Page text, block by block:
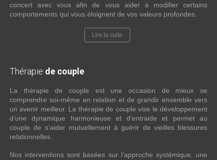
concert avec vous afin de vous aider à modifier certains
comportements qui vous éloignent de vos valeurs profondes.
Lire la suite
Thérapie de couple
La thérapie de couple est une occasion de mieux se
comprendre soi-même en relation et de grandir ensemble vers
un avenir meilleur. La thérapie de couple vise le développement
d’une dynamique harmonieuse et d’entraide et permet au
couple de s’aider mutuellement à guérir de vieilles blessures
relationnelles.
Nos interventions sont basées sur l’approche systémique, une